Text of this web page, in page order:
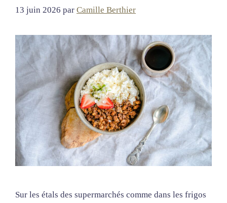
13 juin 2026 par Camille Berthier
Sur les étals des supermarchés comme dans les frigos